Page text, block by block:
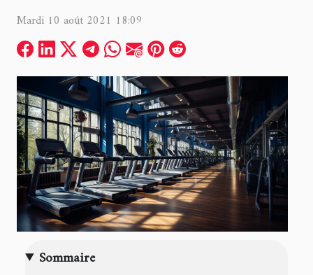
Mardi 10 août 2021 18:09
Sommaire